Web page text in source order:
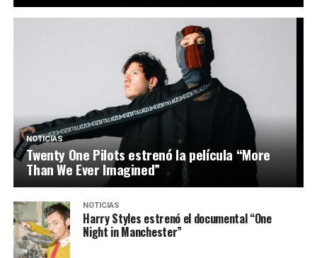
NOTICIAS
Twenty One Pilots estrenó la película “More
Than We Ever Imagined”
NOTICIAS
Harry Styles estrenó el documental “One
Night in Manchester”